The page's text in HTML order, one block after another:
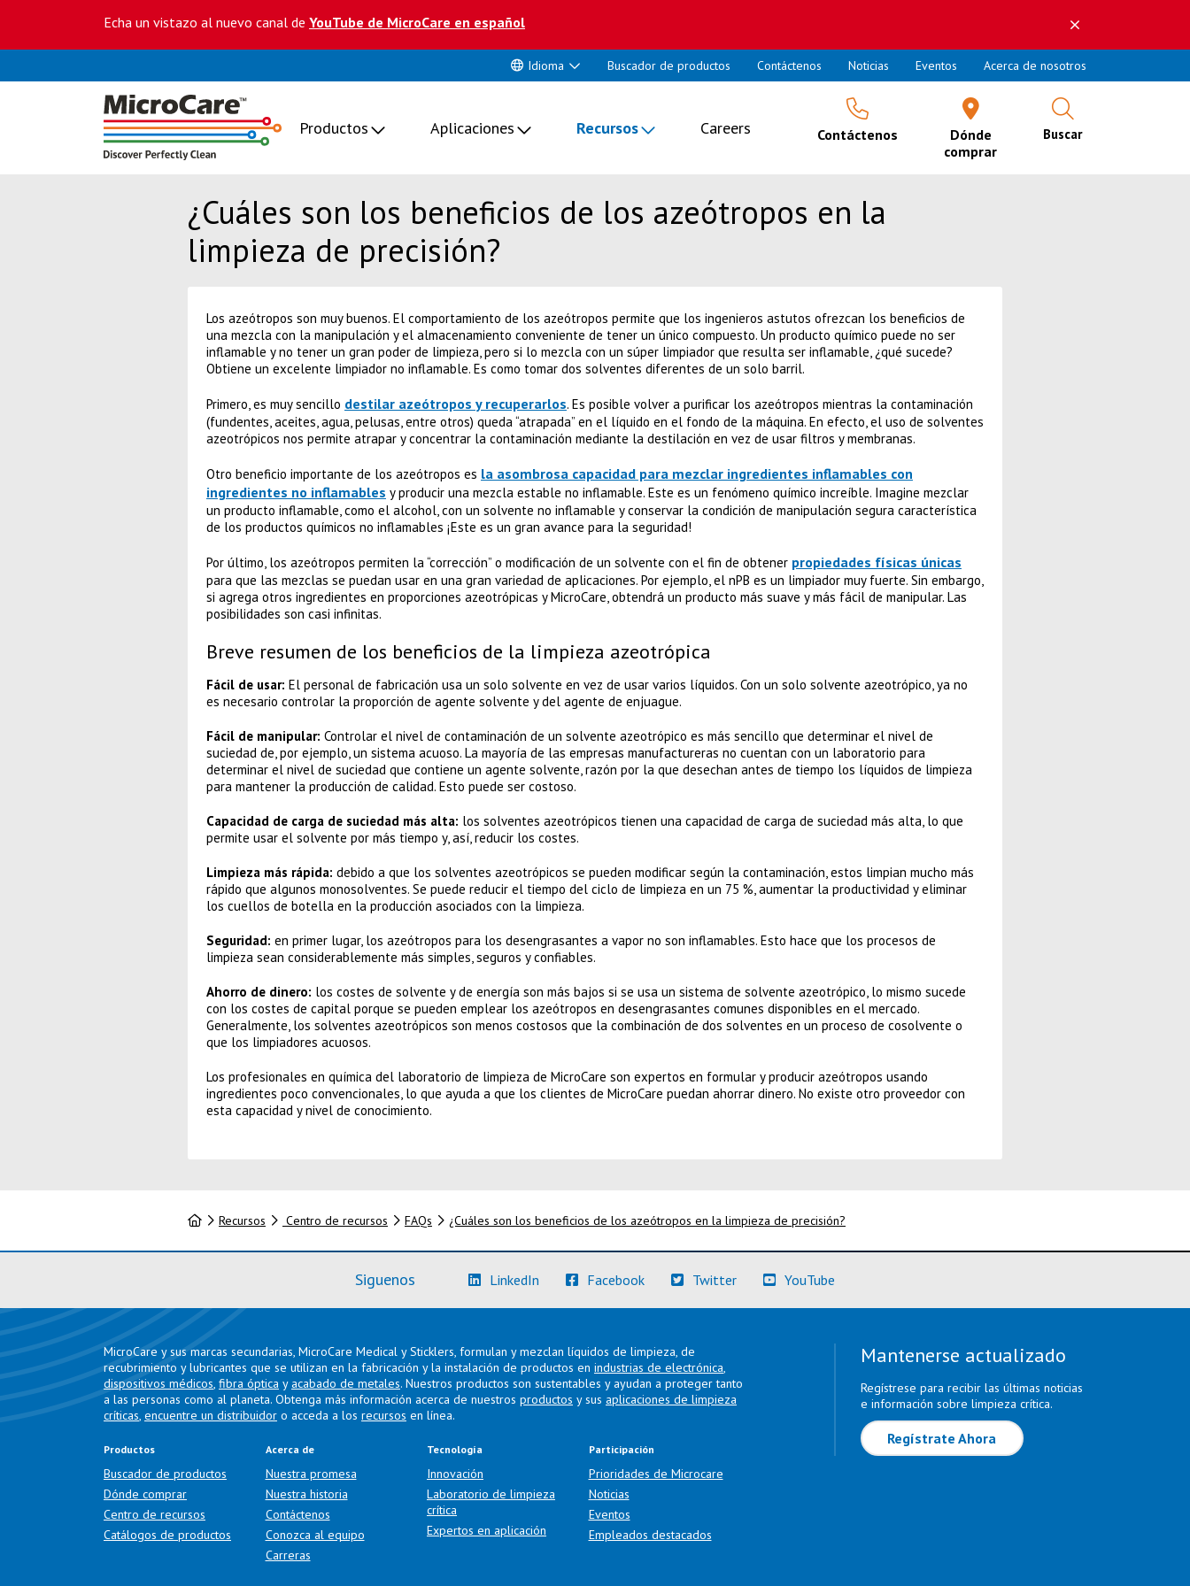
Echa un vistazo al nuevo canal de YouTube de MicroCare en español
Idioma Buscador de productos Contáctenos Noticias Eventos Acerca de nosotros
Productos Aplicaciones Recursos Careers Contáctenos
Dónde
comprar
Buscar
¿Cuáles son los beneficios de los azeótropos en la
limpieza de precisión?
Los azeótropos son muy buenos. El comportamiento de los azeótropos permite que los ingenieros astutos ofrezcan los beneficios de
una mezcla con la manipulación y el almacenamiento conveniente de tener un único compuesto. Un producto químico puede no ser
inflamable y no tener un gran poder de limpieza, pero si lo mezcla con un súper limpiador que resulta ser inflamable, ¿qué sucede?
Obtiene un excelente limpiador no inflamable. Es como tomar dos solventes diferentes de un solo barril.
Primero, es muy sencillo destilar azeótropos y recuperarlos. Es posible volver a purificar los azeótropos mientras la contaminación
(fundentes, aceites, agua, pelusas, entre otros) queda “atrapada” en el líquido en el fondo de la máquina. En efecto, el uso de solventes
azeotrópicos nos permite atrapar y concentrar la contaminación mediante la destilación en vez de usar filtros y membranas.
Otro beneficio importante de los azeótropos es la asombrosa capacidad para mezclar ingredientes inflamables con
ingredientes no inflamables y producir una mezcla estable no inflamable. Este es un fenómeno químico increíble. Imagine mezclar
un producto inflamable, como el alcohol, con un solvente no inflamable y conservar la condición de manipulación segura característica
de los productos químicos no inflamables ¡Este es un gran avance para la seguridad!
Por último, los azeótropos permiten la “corrección” o modificación de un solvente con el fin de obtener propiedades físicas únicas
para que las mezclas se puedan usar en una gran variedad de aplicaciones. Por ejemplo, el nPB es un limpiador muy fuerte. Sin embargo,
si agrega otros ingredientes en proporciones azeotrópicas y MicroCare, obtendrá un producto más suave y más fácil de manipular. Las
posibilidades son casi infinitas.
Breve resumen de los beneficios de la limpieza azeotrópica
Fácil de usar: El personal de fabricación usa un solo solvente en vez de usar varios líquidos. Con un solo solvente azeotrópico, ya no
es necesario controlar la proporción de agente solvente y del agente de enjuague.
Fácil de manipular: Controlar el nivel de contaminación de un solvente azeotrópico es más sencillo que determinar el nivel de
suciedad de, por ejemplo, un sistema acuoso. La mayoría de las empresas manufactureras no cuentan con un laboratorio para
determinar el nivel de suciedad que contiene un agente solvente, razón por la que desechan antes de tiempo los líquidos de limpieza
para mantener la producción de calidad. Esto puede ser costoso.
Capacidad de carga de suciedad más alta: los solventes azeotrópicos tienen una capacidad de carga de suciedad más alta, lo que
permite usar el solvente por más tiempo y, así, reducir los costes.
Limpieza más rápida: debido a que los solventes azeotrópicos se pueden modificar según la contaminación, estos limpian mucho más
rápido que algunos monosolventes. Se puede reducir el tiempo del ciclo de limpieza en un 75 %, aumentar la productividad y eliminar
los cuellos de botella en la producción asociados con la limpieza.
Seguridad: en primer lugar, los azeótropos para los desengrasantes a vapor no son inflamables. Esto hace que los procesos de
limpieza sean considerablemente más simples, seguros y confiables.
Ahorro de dinero: los costes de solvente y de energía son más bajos si se usa un sistema de solvente azeotrópico, lo mismo sucede
con los costes de capital porque se pueden emplear los azeótropos en desengrasantes comunes disponibles en el mercado.
Generalmente, los solventes azeotrópicos son menos costosos que la combinación de dos solventes en un proceso de cosolvente o
que los limpiadores acuosos.
Los profesionales en química del laboratorio de limpieza de MicroCare son expertos en formular y producir azeótropos usando
ingredientes poco convencionales, lo que ayuda a que los clientes de MicroCare puedan ahorrar dinero. No existe otro proveedor con
esta capacidad y nivel de conocimiento.
InicioRecursos Centro de recursos FAQs ¿Cuáles son los beneficios de los azeótropos en la limpieza de precisión?
Siguenos LinkedIn (Más información)
Facebook(Más información)
Twitter(Más información)
YouTube
MicroCare y sus marcas secundarias, MicroCare Medical y Sticklers, formulan y mezclan líquidos de limpieza, de
recubrimiento y lubricantes que se utilizan en la fabricación y la instalación de productos en industrias de electrónica,
dispositivos médicos, fibra óptica y acabado de metales. Nuestros productos son sustentables y ayudan a proteger tanto
a las personas como al planeta. Obtenga más información acerca de nuestros productos y sus aplicaciones de limpieza
críticas, encuentre un distribuidor o acceda a los recursos en línea.
Productos
Buscador de productos
Dónde comprar
Centro de recursos
Catálogos de productos
Acerca de
Nuestra promesa
Nuestra historia
Contáctenos
Conozca al equipo
Carreras
Tecnología
Innovación
Laboratorio de limpieza
crítica
Expertos en aplicación
Participación
Prioridades de Microcare
Noticias
Eventos
Empleados destacados
Mantenerse actualizado
Regístrese para recibir las últimas noticias
e información sobre limpieza crítica.
Regístrate Ahora